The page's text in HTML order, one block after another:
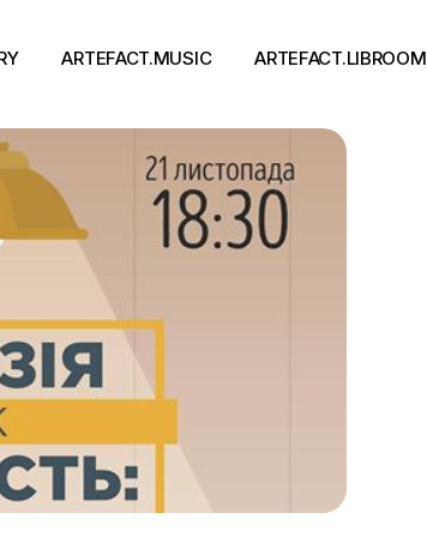
ARTEFACT.MUSIC
Альбоми
Концерти
ARTEFACT.LIBROOM
Книги
Письменники